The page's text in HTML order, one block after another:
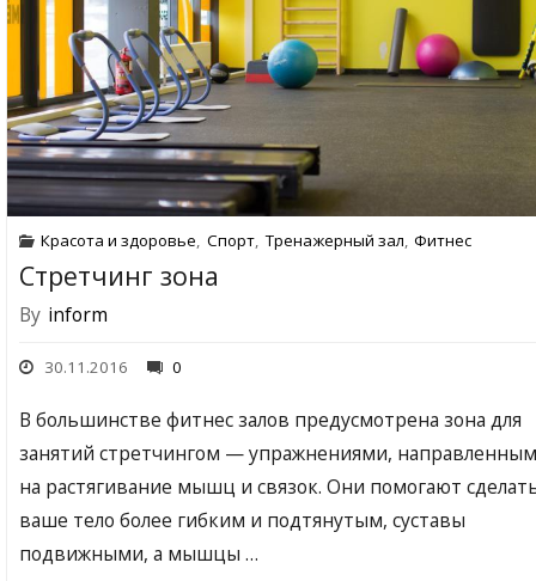
Красота и здоровье, Спорт, Тренажерный зал, Фитнес
Стретчинг зона
By inform
30.11.2016 0
В большинстве фитнес залов предусмотрена зона для
занятий стретчингом — упражнениями,
на растягивание мышц и связок. Они помогают
ваше тело более гибким и подтянутым, суставы
подвижными, а мышцы …